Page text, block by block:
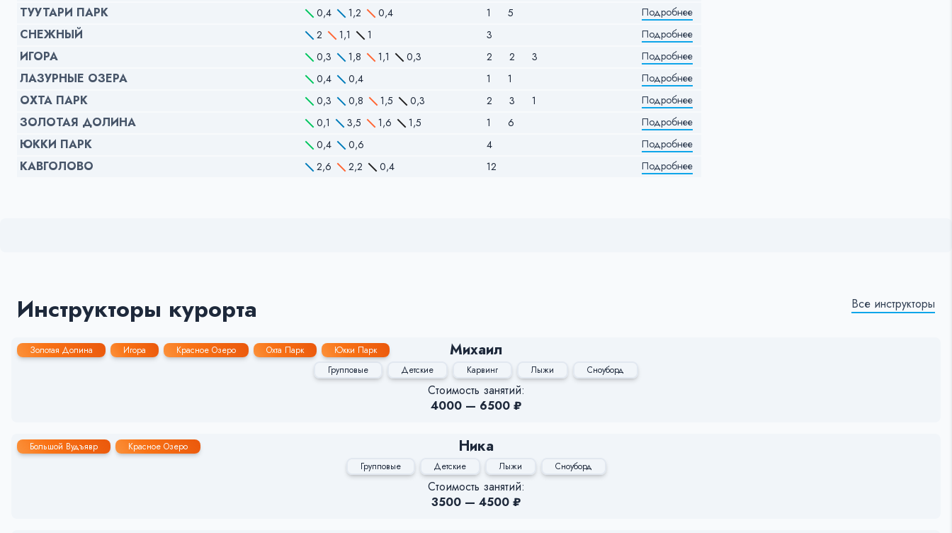
ТУУТАРИ ПАРК 0,4 1,2 0,4 1 5 Подробнее
СНЕЖНЫЙ 2 1,1 1 3 Подробнее
ИГОРА 0,3 1,8 1,1 0,3 2 2 3 Подробнее
ЛАЗУРНЫЕ ОЗЕРА 0,4 0,4 1 1 Подробнее
ОХТА ПАРК 0,3 0,8 1,5 0,3 2 3 1 Подробнее
ЗОЛОТАЯ ДОЛИНА 0,1 3,5 1,6 1,5 1 6 Подробнее
ЮККИ ПАРК 0,4 0,6 4 Подробнее
КАВГОЛОВО 2,6 2,2 0,4 12 Подробнее
Инструкторы курорта Все инструкторы
Золотая Долина Игора Красное Озеро Охта Парк Юкки Парк Михаил
Групповые Детские Карвинг Лыжи Сноуборд
Стоимость занятий:
4000 — 6500 ₽
Большой Вудъявр Красное Озеро Ника
Групповые Детские Лыжи Сноуборд
Стоимость занятий:
3500 — 4500 ₽